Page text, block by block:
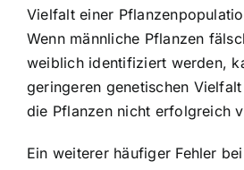
Vielfalt einer
Wenn männliche Pflanzen
weiblich identifiziert werden,
geringeren genetischen
die Pflanzen nicht erfolgreich
Ein weiterer häufiger Fehler